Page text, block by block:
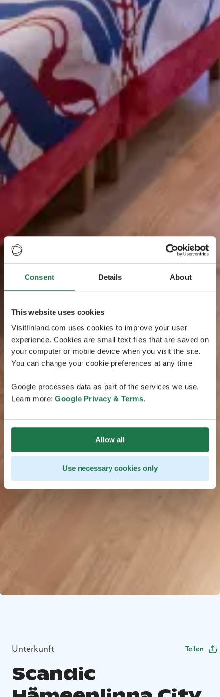
Consent Details About
This website uses cookies
Visitfinland.com uses cookies to improve your user
experience. Cookies are small text files that are saved on
your computer or mobile device when you visit the site.
You can change your cookie preferences at any time.
Google processes data as part of the services we use.
Learn more: Google Privacy & Terms.
Allow all
Use necessary cookies only
Unterkunft Teilen
Scandic